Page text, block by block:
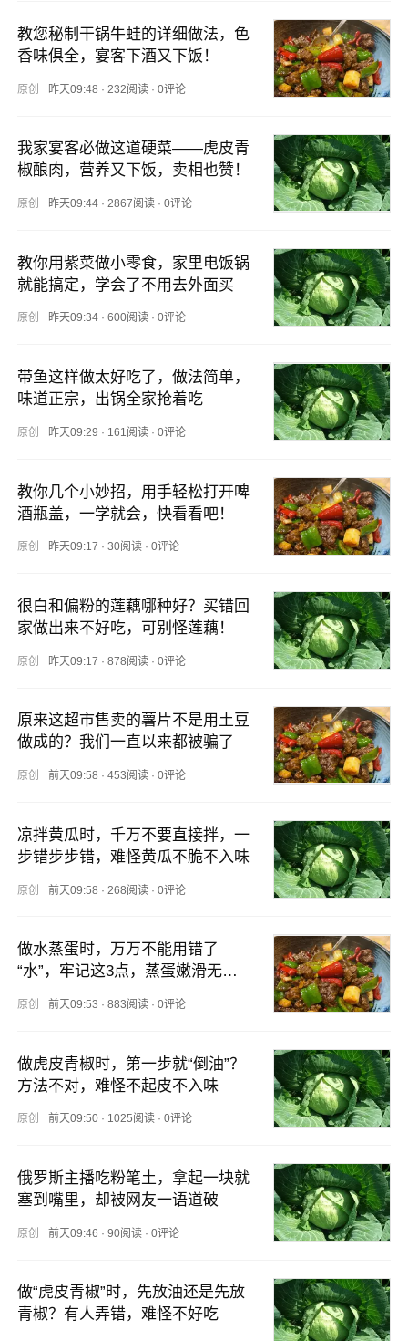
教您秘制干锅牛蛙的详细做法，色
香味俱全，宴客下酒又下饭！
原创 昨天09:48 · 232阅读· 0评论
我家宴客必做这道硬菜——虎皮青
椒酿肉，营养又下饭，卖相也赞！
原创 昨天09:44· 2867阅读· 0评论
教你用紫菜做小零食，家里电饭锅
就能搞定，学会了不用去外面买
原创 昨天09:34· 600阅读· 0评论
带鱼这样做太好吃了，做法简单，
味道正宗，出锅全家抢着吃
原创 昨天09:29 · 161阅读· 0评论
教你几个小妙招，用手轻松打开啤
酒瓶盖，一学就会，快看看吧！
原创 昨天09:17 · 30阅读· 0评论
很白和偏粉的莲藕哪种好？买错回
家做出来不好吃，可别怪莲藕！
原创 昨天09:17 · 878阅读· 0评论
原来这超市售卖的薯片不是用土豆
做成的？我们一直以来都被骗了
原创 前天09:58 · 453阅读· 0评论
凉拌黄瓜时，千万不要直接拌，一
步错步步错，难怪黄瓜不脆不入味
原创 前天09:58 · 268阅读· 0评论
做水蒸蛋时，万万不能用错了
“水”，牢记这3点，蒸蛋嫩滑无气
原创 前天09:53 · 883阅读· 0评论
做虎皮青椒时，第一步就“倒油”？
方法不对，难怪不起皮不入味
原创 前天09:50· 1025阅读· 0评论
俄罗斯主播吃粉笔土，拿起一块就
塞到嘴里，却被网友一语道破
原创 前天09:46 · 90阅读· 0评论
做“虎皮青椒”时，先放油还是先放
青椒？有人弄错，难怪不好吃